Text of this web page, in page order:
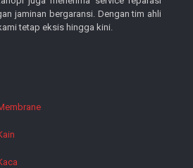
jaminan bergaransi. Dengan tim ahli
tetap eksis hingga kini.